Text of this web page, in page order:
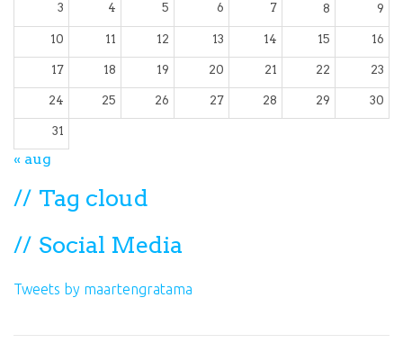
3 4 5 6 7 8 9
10 11 12 13 14 15 16
17 18 19 20 21 22 23
24 25 26 27 28 29 30
31
« aug
Tag cloud
Social Media
Tweets by maartengratama